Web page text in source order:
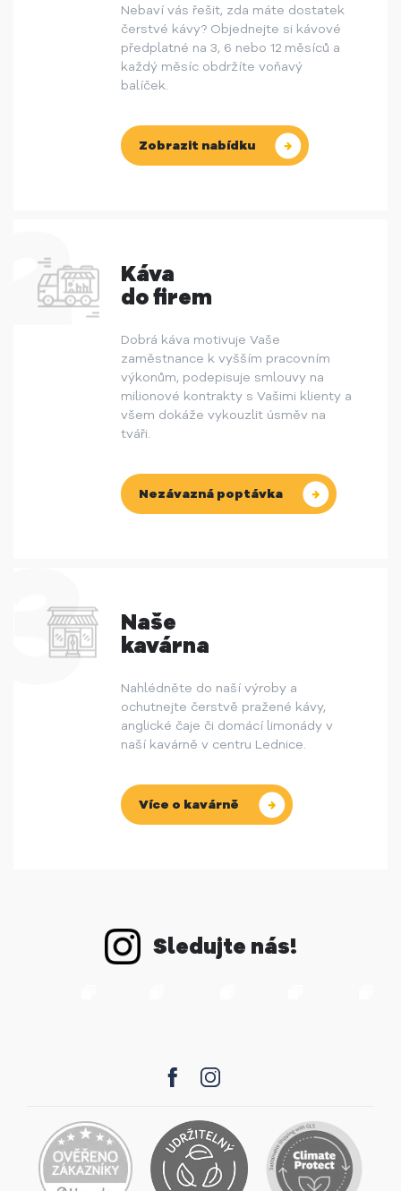
Nebaví vás řešit, zda máte dostatek
čerstvé kávy? Objednejte si kávové
předplatné na 3, 6 nebo 12 měsíců a
každý měsíc obdržíte voňavý
balíček.
Zobrazit nabídku
Káva
do firem
Dobrá káva motivuje Vaše
zaměstnance k vyšším pracovním
výkonům, podepisuje smlouvy na
milionové kontrakty s Vašimi klienty a
všem dokáže vykouzlit úsměv na
tváři.
Nezávazná poptávka
Naše
kavárna
Nahlédněte do naší výroby a
ochutnejte čerstvě pražené kávy,
anglické čaje či domácí limonády v
naší kavárně v centru Lednice.
Více o kavárně
Sledujte nás!